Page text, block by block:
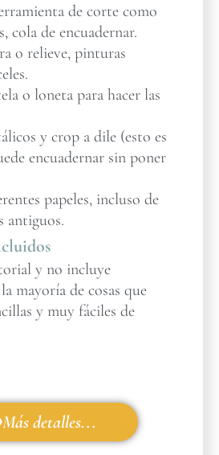
de corte como
cola de encuadernar.
o relieve, pinturas
o loneta para hacer las
y crop a dile (esto es
encuadernar sin poner
papeles, incluso de
antiguos.
y no incluye
mayoría de cosas que
y muy fáciles de
Más detalles...